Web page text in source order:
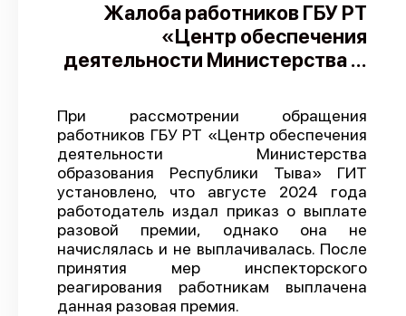
Новости
Карта событий
Отчеты
Предложить публикацию
Справочник
API
О проекте
Политика конфиденциальности
Жалоба работников ГБУ РТ
«Центр обеспечения
деятельности Министерства ...
При рассмотрении обращения
работников ГБУ РТ «Центр обеспечения
деятельности Министерства
образования Республики Тыва» ГИТ
установлено, что августе 2024 года
работодатель издал приказ о выплате
разовой премии, однако она не
начислялась и не выплачивалась. После
принятия мер инспекторского
реагирования работникам выплачена
данная разовая премия.